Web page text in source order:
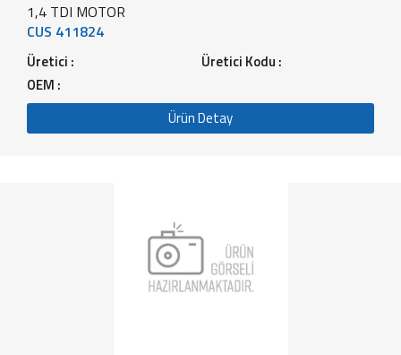
1,4 TDI MOTOR
CUS 411824
Üretici :
Üretici Kodu :
OEM :
Ürün Detay